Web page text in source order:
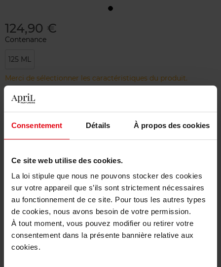
Consentement Détails À propos des cookies
Ce site web utilise des cookies.
La loi stipule que nous ne pouvons stocker des cookies
sur votre appareil que s’ils sont strictement nécessaires
au fonctionnement de ce site. Pour tous les autres types
de cookies, nous avons besoin de votre permission.
À tout moment, vous pouvez modifier ou retirer votre
consentement dans la présente bannière relative aux
cookies.
124,90 €
Contenance
125 ML
Merci de sélectionner les caractéristiques du produit.
Livraison gratuite à partir de 50€
Description
Caractéristiques